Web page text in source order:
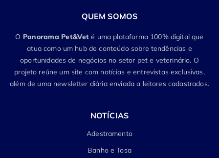
QUEM SOMOS
O Panorama Pet&Vet é uma plataforma 100% digital que
atua como um hub de conteúdo sobre tendências e
oportunidades de negócios no setor pet e veterinário. O
projeto reúne um site com notícias e entrevistas exclusivas,
além de uma newsletter diária enviada a leitores cadastrados.
NOTÍCIAS
Adestramento
Banho e Tosa